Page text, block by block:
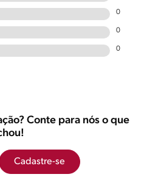
0
0
0
Conte para nós o que
Cadastre-se